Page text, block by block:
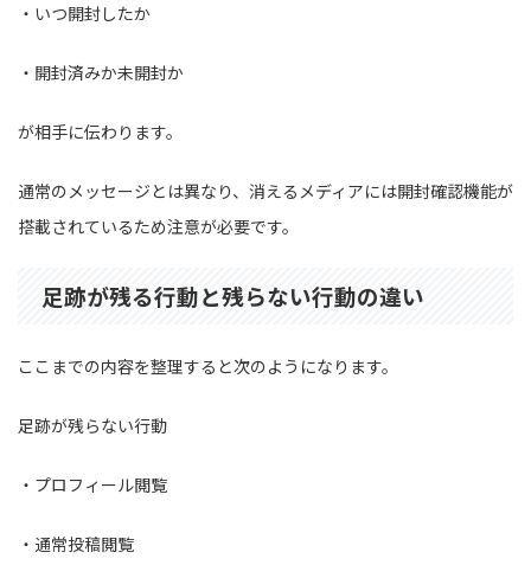
・いつ開封したか
・開封済みか未開封か
が相手に伝わります。
通常のメッセージとは異なり、消えるメディアには開封確認機能が
搭載されているため注意が必要です。
足跡が残る行動と残らない行動の違い
ここまでの内容を整理すると次のようになります。
足跡が残らない行動
・プロフィール閲覧
・通常投稿閲覧